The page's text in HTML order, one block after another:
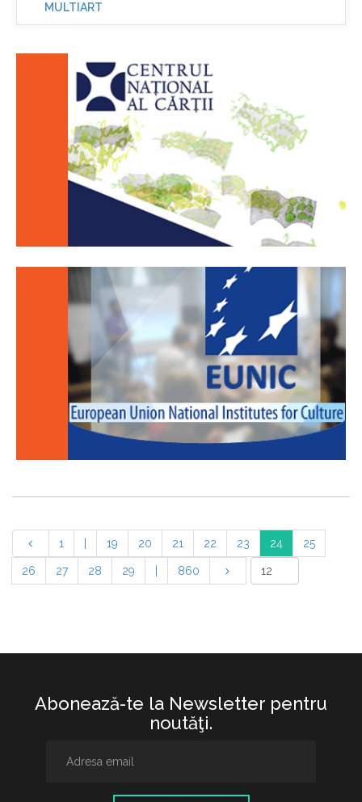
MULTIART
1 19 20 21 22 23 24 25
26 27 28 29 860
Abonează-te la Newsletter pentru
noutăţi.